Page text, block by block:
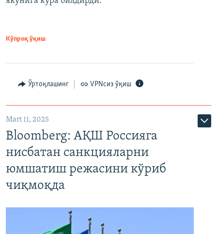
Кўпроқ ўқиш
Ўртоқлашинг VPNсиз ўқиш
Mart 11, 2025
Bloomberg: АҚШ Россияга
нисбатан санкцияларни
юмшатиш режасини кўриб
чиқмоқда